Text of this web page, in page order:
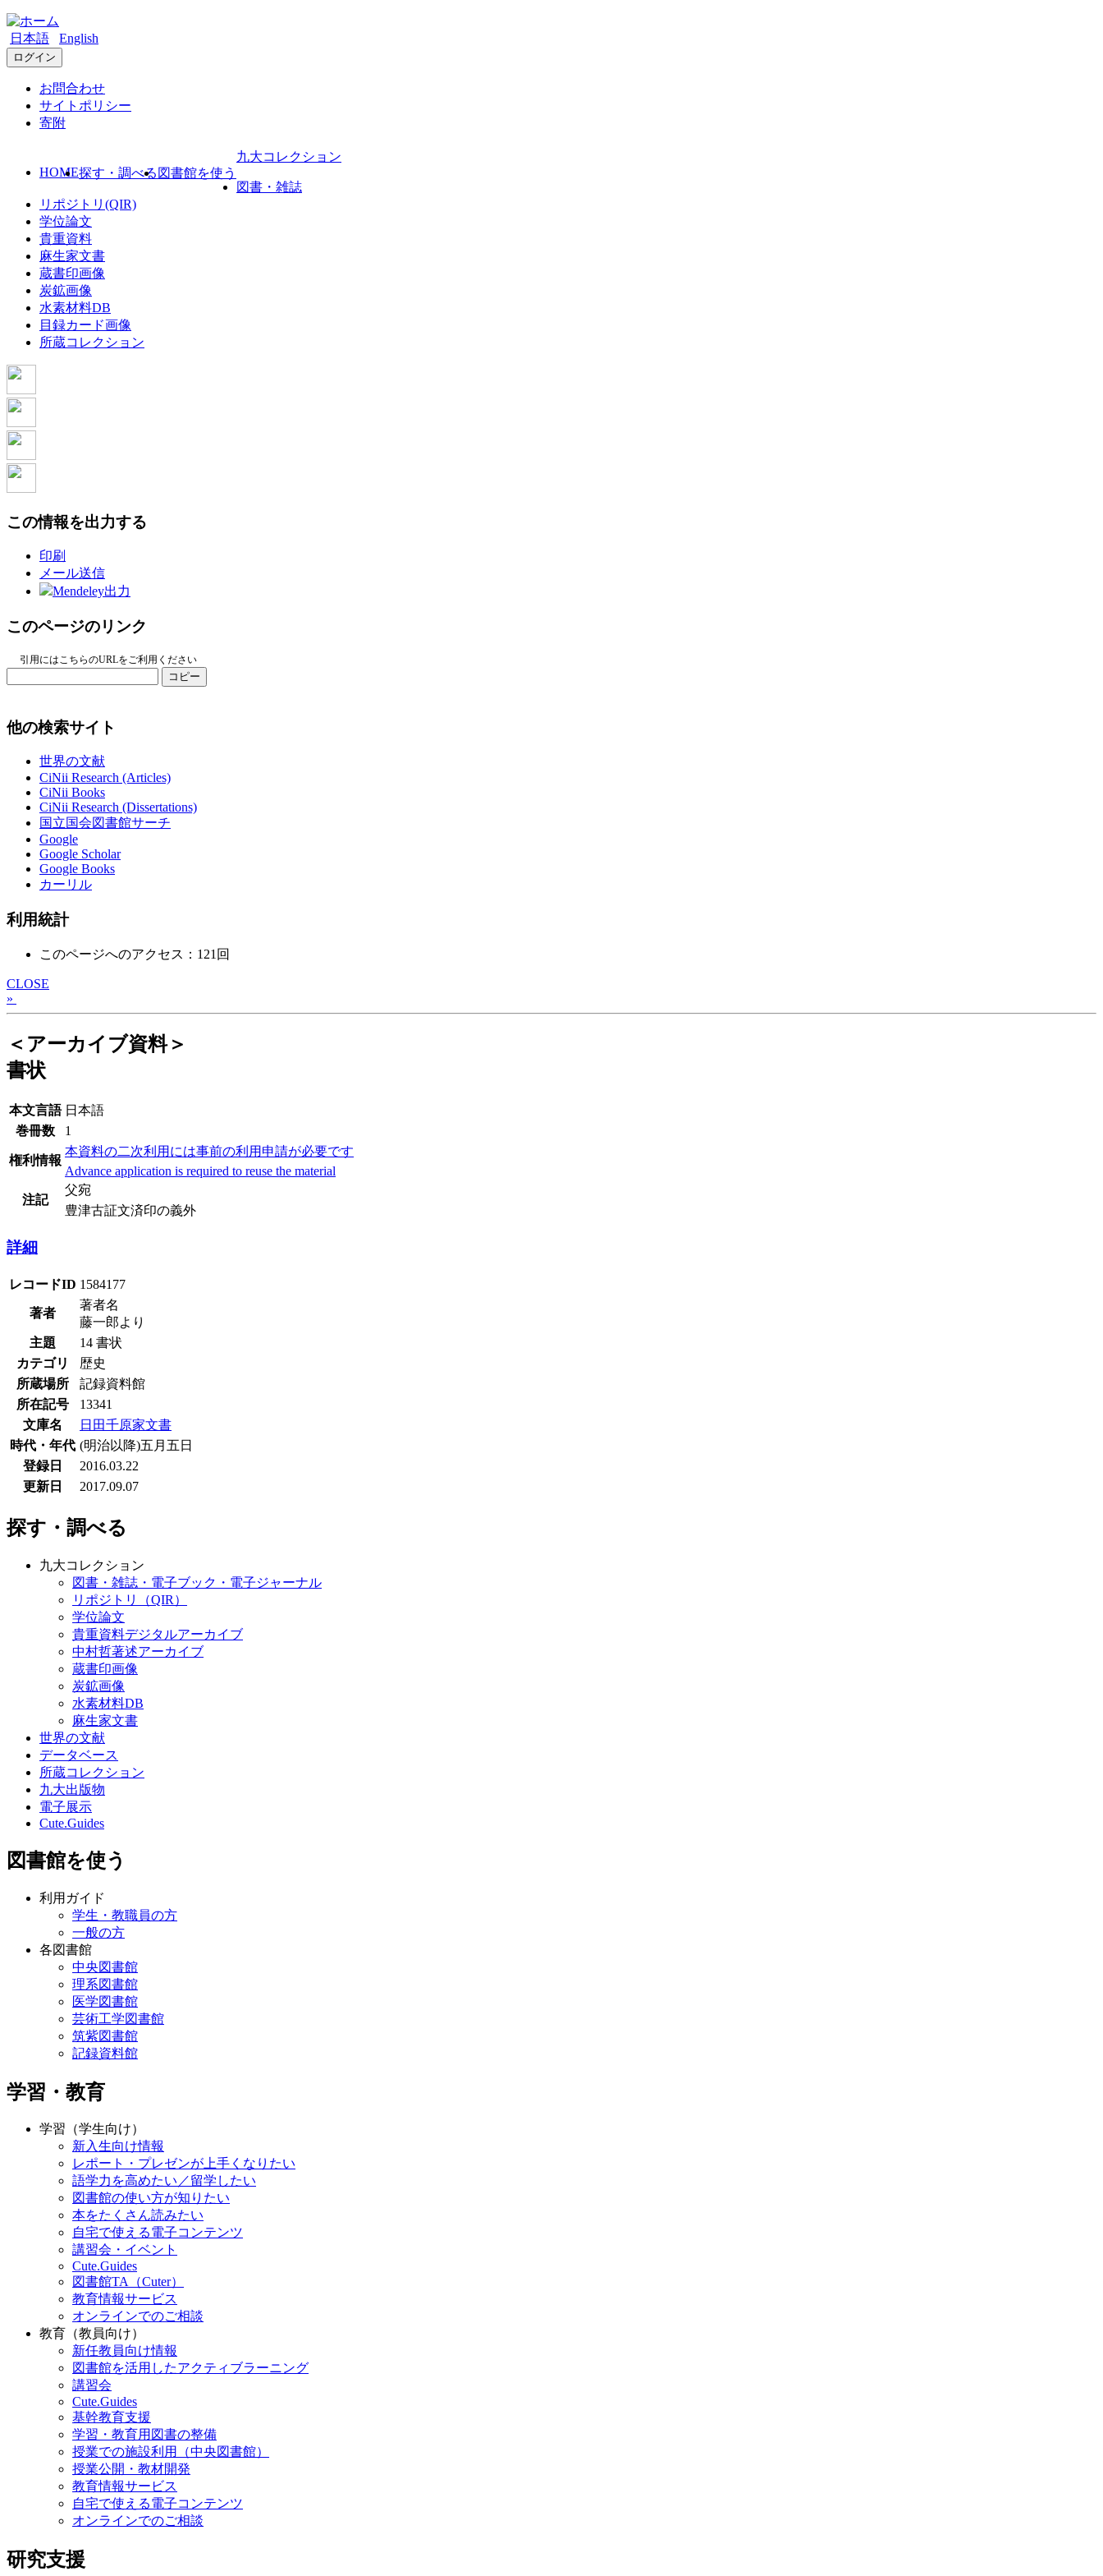
日本語 English
ログイン
お問合わせ
サイトポリシー
寄附
HOME探す・調べる 図書館を使う
九大コレクション
図書・雑誌
リポジトリ(QIR)
学位論文
貴重資料
麻生家文書
蔵書印画像
炭鉱画像
水素材料DB
目録カード画像
所蔵コレクション
この情報を出力する
印刷
メール送信
Mendeley出力
このページのリンク
引用にはこちらのURLをご利用ください
コピー
他の検索サイト
世界の文献
CiNii Research (Articles)
CiNii Books
CiNii Research (Dissertations)
国立国会図書館サーチ
Google
Google Scholar
Google Books
カーリル
利用統計
このページへのアクセス：121回
CLOSE
»
＜アーカイブ資料＞
書状
本文言語 日本語
巻冊数
1
権利情報
本資料の二次利用には事前の利用申請が必要です
Advance application is required to reuse the material
注記
父宛
豊津古証文済印の義外
詳細
レコードID 1584177
著者
著者名
藤一郎より
主題
14 書状
カテゴリ
歴史
所蔵場所
記録資料館
所在記号
13341
文庫名
日田千原家文書
時代・年代 (明治以降)五月五日
登録日
2016.03.22
更新日
2017.09.07
探す・調べる
九大コレクション
図書・雑誌・電子ブック・電子ジャーナル
リポジトリ（QIR）
学位論文
貴重資料デジタルアーカイブ
中村哲著述アーカイブ
蔵書印画像
炭鉱画像
水素材料DB
麻生家文書
世界の文献
データベース
所蔵コレクション
九大出版物
電子展示
Cute.Guides
図書館を使う
利用ガイド
学生・教職員の方
一般の方
各図書館
中央図書館
理系図書館
医学図書館
芸術工学図書館
筑紫図書館
記録資料館
学習・教育
学習（学生向け）
新入生向け情報
レポート・プレゼンが上手くなりたい
語学力を高めたい／留学したい
図書館の使い方が知りたい
本をたくさん読みたい
自宅で使える電子コンテンツ
講習会・イベント
Cute.Guides
図書館TA（Cuter）
教育情報サービス
オンラインでのご相談
教育（教員向け）
新任教員向け情報
図書館を活用したアクティブラーニング
講習会
Cute.Guides
基幹教育支援
学習・教育用図書の整備
授業での施設利用（中央図書館）
授業公開・教材開発
教育情報サービス
自宅で使える電子コンテンツ
オンラインでのご相談
研究支援